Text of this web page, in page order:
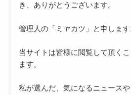
き、ありがとうございます。
管理人の「ミヤカツ」と申します
当サイトは皆様に閲覧して頂く
ます。
私が選んだ、気になるニュースや